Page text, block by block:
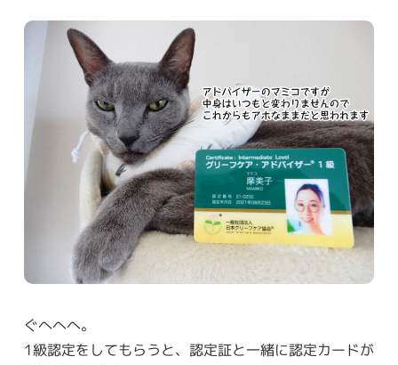
ぐへへへ。
1級認定をしてもらうと、認定証と一緒に認定カードが